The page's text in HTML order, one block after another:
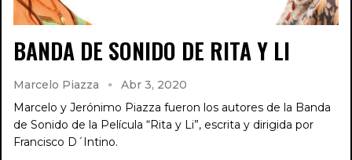
BANDA DE SONIDO DE RITA Y LI
Marcelo Piazza
Abr 3, 2020
Marcelo y Jerónimo Piazza fueron los autores de la Banda
de Sonido de la Película “Rita y Li”, escrita y dirigida por
Francisco D´Intino.